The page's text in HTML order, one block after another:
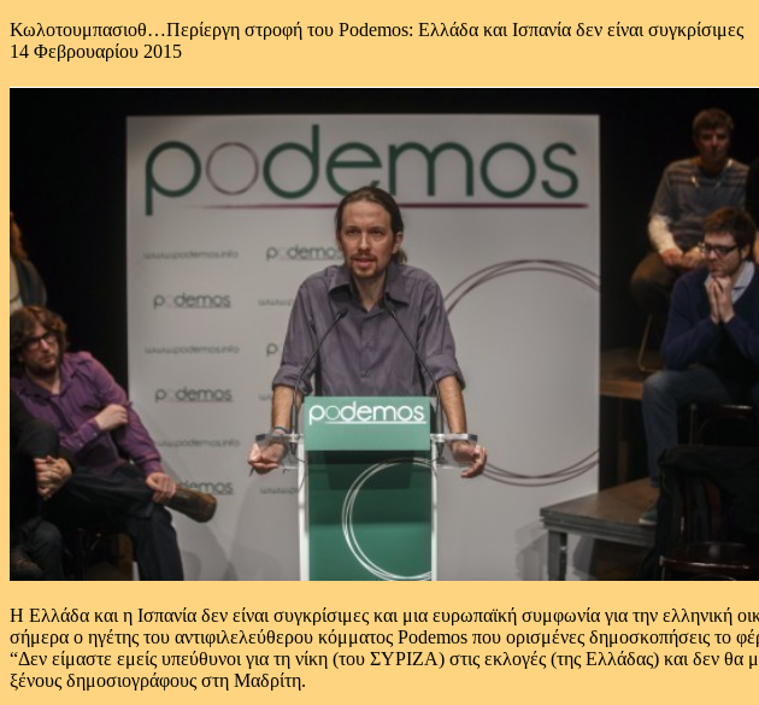
Κωλοτουμπασιοθ…Περίεργη στροφή του Podemos: Ελλάδα και Ισπανία δεν είναι συγκρίσιμες
14 Φεβρουαρίου 2015
Η Ελλάδα και η Ισπανία δεν είναι συγκρίσιμες και μια ευρωπαϊκή συμφωνία για την ελληνική
σήμερα ο ηγέτης του αντιφιλελεύθερου κόμματος Podemos που ορισμένες δημοσκοπήσεις το
“Δεν είμαστε εμείς υπεύθυνοι για τη νίκη (του ΣΥΡΙΖΑ) στις εκλογές (της Ελλάδας) και δεν
ξένους δημοσιογράφους στη Μαδρίτη.